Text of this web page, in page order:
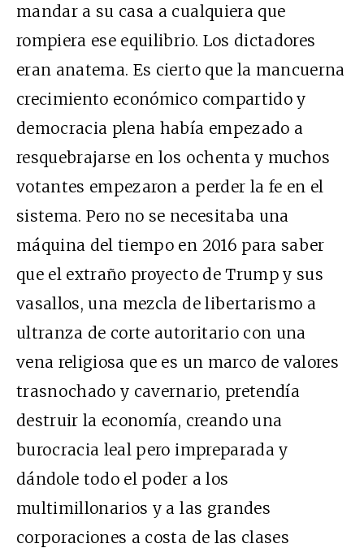
mandar a su casa a cualquiera que
rompiera ese equilibrio. Los dictadores
eran anatema. Es cierto que la mancuerna
crecimiento económico compartido y
democracia plena había empezado a
resquebrajarse en los ochenta y muchos
votantes empezaron a perder la fe en el
sistema. Pero no se necesitaba una
máquina del tiempo en 2016 para saber
que el extraño proyecto de Trump y sus
vasallos, una mezcla de libertarismo a
ultranza de corte autoritario con una
vena religiosa que es un marco de valores
trasnochado y cavernario, pretendía
destruir la economía, creando una
burocracia leal pero impreparada y
dándole todo el poder a los
multimillonarios y a las grandes
corporaciones a costa de las clases